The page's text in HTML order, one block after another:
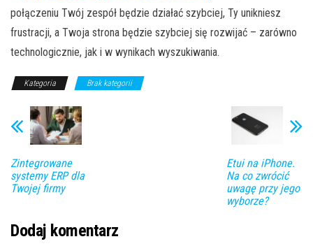
połączeniu Twój zespół będzie działać szybciej, Ty unikniesz
frustracji, a Twoja strona będzie szybciej się rozwijać – zarówno
technologicznie, jak i w wynikach wyszukiwania.
Kategoria Brak kategorii
Zintegrowane
systemy ERP dla
Twojej firmy
Etui na iPhone.
Na co zwrócić
uwagę przy jego
wyborze?
Dodaj komentarz